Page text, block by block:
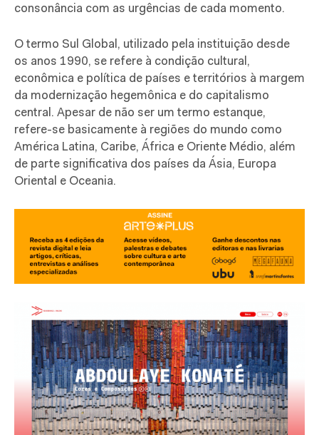
consonância com as urgências de cada momento.
O termo Sul Global, utilizado pela instituição desde
os anos 1990, se refere à condição cultural,
econômica e política de países e territórios à margem
da modernização hegemônica e do capitalismo
central. Apesar de não ser um termo estanque,
refere-se basicamente à regiões do mundo como
América Latina, Caribe, África e Oriente Médio, além
de parte significativa dos países da Ásia, Europa
Oriental e Oceania.